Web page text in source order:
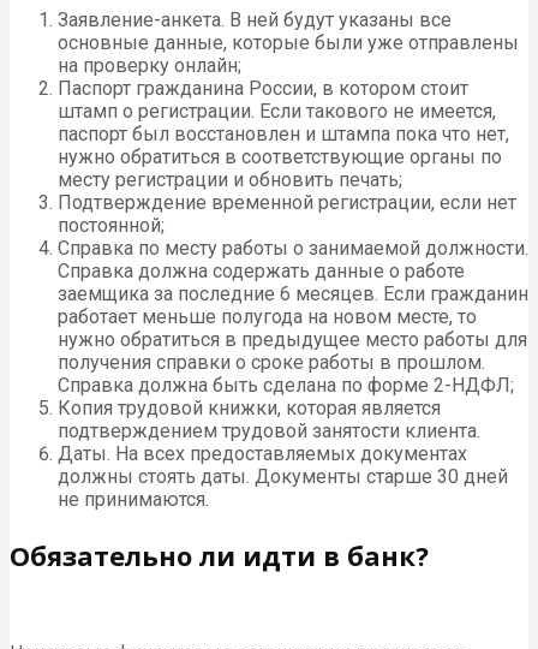
Заявление-анкета. В ней будут указаны все
основные данные, которые были уже отправлены
на проверку онлайн;
Паспорт гражданина России, в котором стоит
штамп о регистрации. Если такового не имеется,
паспорт был восстановлен и штампа пока что нет,
нужно обратиться в соответствующие органы по
месту регистрации и обновить печать;
Подтверждение временной регистрации, если нет
постоянной;
Справка по месту работы о занимаемой должности.
Справка должна содержать данные о работе
заемщика за последние 6 месяцев. Если гражданин
работает меньше полугода на новом месте, то
нужно обратиться в предыдущее место работы для
получения справки о сроке работы в прошлом.
Справка должна быть сделана по форме 2-НДФЛ;
Копия трудовой книжки, которая является
подтверждением трудовой занятости клиента.
Даты. На всех предоставляемых документах
должны стоять даты. Документы старше 30 дней
не принимаются.
Обязательно ли идти в банк?